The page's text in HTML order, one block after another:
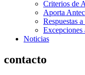
Criterios de
Aporta
Respuestas
Excepciones
Noticias
contacto